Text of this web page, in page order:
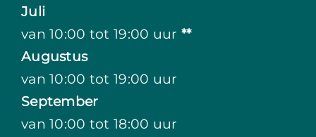
Juli
van 10:00 tot 19:00 uur **
Augustus
van 10:00 tot 19:00 uur
September
van 10:00 tot 18:00 uur